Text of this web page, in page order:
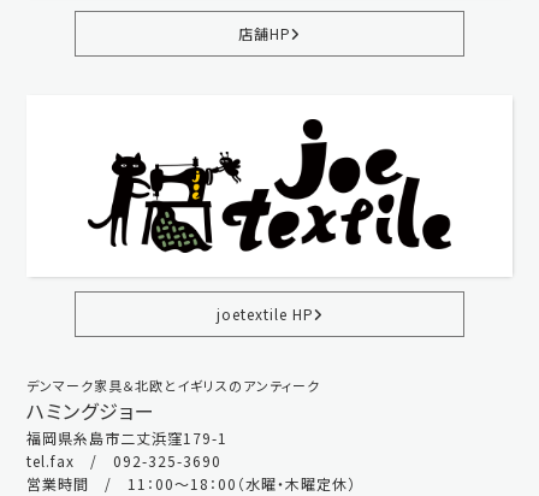
店舗HP
joetextile HP
デンマーク家具＆北欧とイギリスのアンティーク
ハミングジョー
福岡県糸島市二丈浜窪179-1
tel.fax / 092-325-3690
営業時間 / 11：00～18：00（水曜・木曜定休）